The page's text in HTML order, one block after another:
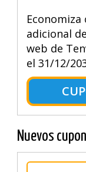
adicional
web de
el 31/12/
Nuevos